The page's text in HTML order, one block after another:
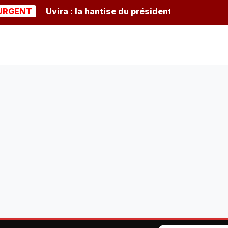
Uvira : la hantise du président burundais